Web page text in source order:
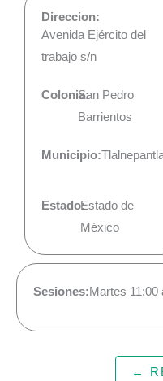
Direccion:
Avenida Ejército del
trabajo s/n
Colonia:San Pedro
Barrientos
Municipio:
Estado:Estado de
México
Sesiones:Martes 11:00
←